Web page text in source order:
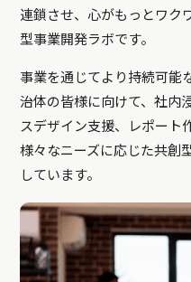
連鎖させ、心がもっとワク
型事業開発ラボです。
事業を通じてより持続可能
治体の皆様に向けて、社内
スデザイン支援、レポート
様々なニーズに応じた共創
しています。